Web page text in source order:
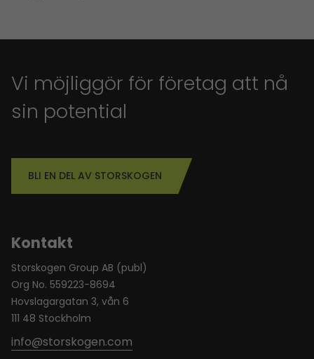
Vi möjliggör för företag att nå
sin potential
BLI EN DEL AV STORSKOGEN
Kontakt
Storskogen Group AB (publ)
Org No. 559223-8694
Hovslagargatan 3, vån 6
111 48 Stockholm
info@storskogen.com